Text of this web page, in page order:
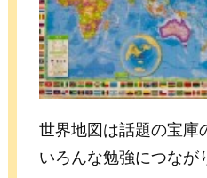
世界地図は話題の宝庫
いろんな勉強につなが